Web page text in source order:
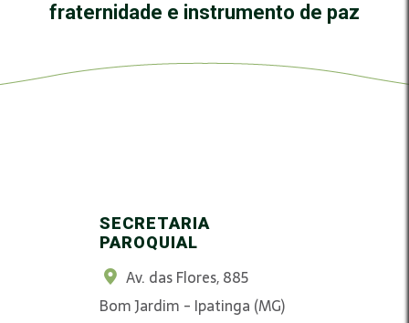
fraternidade e instrumento de paz
SECRETARIA
PAROQUIAL
Av. das Flores, 885
Bom Jardim - Ipatinga (MG)